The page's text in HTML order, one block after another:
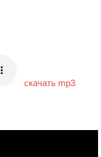
скачать mp3